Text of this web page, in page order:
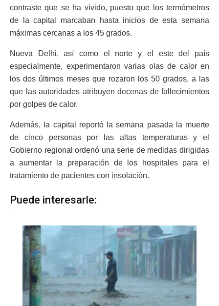
contraste que se ha vivido, puesto que los termómetros
de la capital marcaban hasta inicios de esta semana
máximas cercanas a los 45 grados.
Nueva Delhi, así como el norte y el este del país
especialmente, experimentaron varias olas de calor en
los dos últimos meses que rozaron los 50 grados, a las
que las autoridades atribuyen decenas de fallecimientos
por golpes de calor.
Además, la capital reportó la semana pasada la muerte
de cinco personas por las altas temperaturas y el
Gobierno regional ordenó una serie de medidas dirigidas
a aumentar la preparación de los hospitales para el
tratamiento de pacientes con insolación.
Puede interesarle: